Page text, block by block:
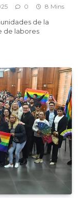
0 8 Mins
de la
de labores